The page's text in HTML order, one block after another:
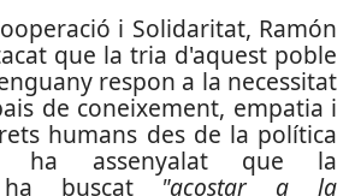
i Solidaritat, Ramón
que la tria d'aquest poble
respon a la necessitat
de coneixement, empatia i
humans des de la política
ha assenyalat que la
ha buscat "acostar a la